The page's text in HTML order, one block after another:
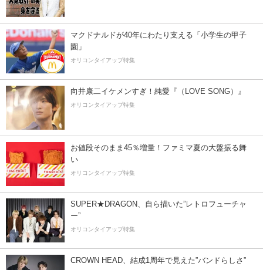
マクドナルドが40年にわたり支える「小学生の甲子
園」
オリコンタイアップ特集
向井康二イケメンすぎ！純愛『（LOVE SONG）』
オリコンタイアップ特集
お値段そのまま45％増量！ファミマ夏の大盤振る舞
い
オリコンタイアップ特集
SUPER★DRAGON、自ら描いた”レトロフューチャ
ー”
オリコンタイアップ特集
CROWN HEAD、結成1周年で見えた”バンドらしさ”